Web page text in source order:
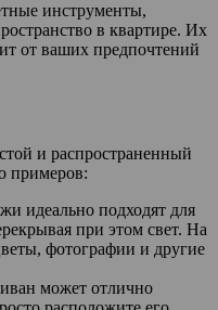
инструменты,
в квартире. Их
от ваших предпочтений
и распространенный
примеров:
идеально подходят для
при этом свет. На
фотографии и другие
может отлично